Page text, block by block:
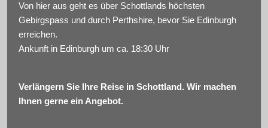
Von hier aus geht es über Schottlands höchsten
Gebirgspass und durch Perthshire, bevor Sie Edinburgh
erreichen.
Ankunft in Edinburgh um ca. 18:30 Uhr
Verlängern Sie Ihre Reise in Schottland. Wir machen
Ihnen gerne ein Angebot.